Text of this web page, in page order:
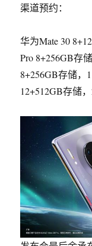
渠道预约：
华为Mate 30
Pro 8+256GB存
8+256GB存储，
12+512GB存储，